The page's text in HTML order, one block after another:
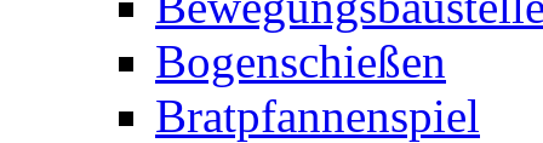
Bogenschießen
Bratpfannenspiel